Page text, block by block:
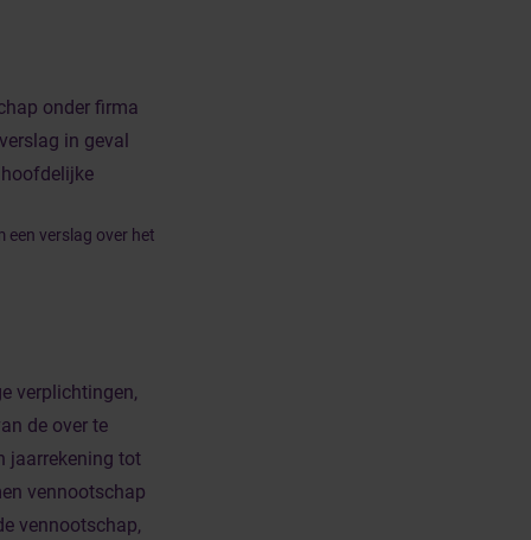
onder firma
in geval
verslag over het
verplichtingen,
de over te
jaarrekening tot
vennootschap
vennootschap,